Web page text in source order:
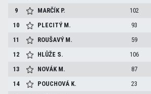
9
MARČÍK P. 102
10
PLECITÝ M. 93
11
ROUŠAVÝ M. 59
12
HLŮŽE S. 106
13
NOVÁK M. 87
14
POUCHOVÁ K. 23